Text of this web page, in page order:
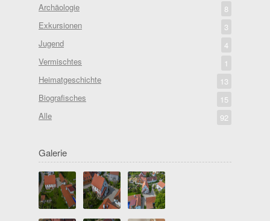
Archäologie
8
Exkursionen
3
Jugend
4
Vermischtes
1
Heimatgeschichte
13
Biografisches
15
Alle
92
Galerie